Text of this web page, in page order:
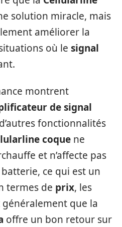
solution miracle, mais
améliorer la
où le signal
montrent
de signal
fonctionnalités
coque ne
et n’affecte pas
ce qui est un
termes de prix, les
que la
offre un bon retour sur